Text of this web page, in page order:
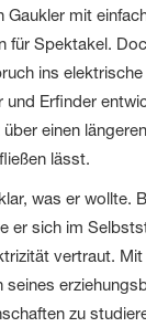
mit
für Spektakel.
ins
und Erfinder
einen
lässt.
was er wollte.
er sich im
vertraut.
seines
zu